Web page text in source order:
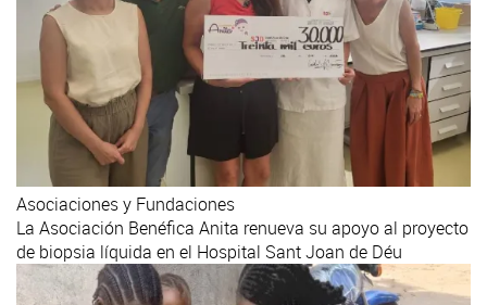
Asociaciones y Fundaciones
La Asociación Benéfica Anita renueva su apoyo al proyecto
de biopsia líquida en el Hospital Sant Joan de Déu